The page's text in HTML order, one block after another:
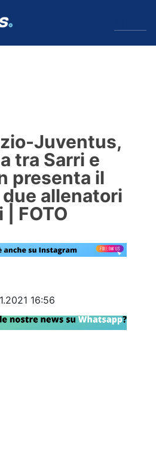
Juventus,
tra Sarri e
presenta il
allenatori
FOTO
16:56